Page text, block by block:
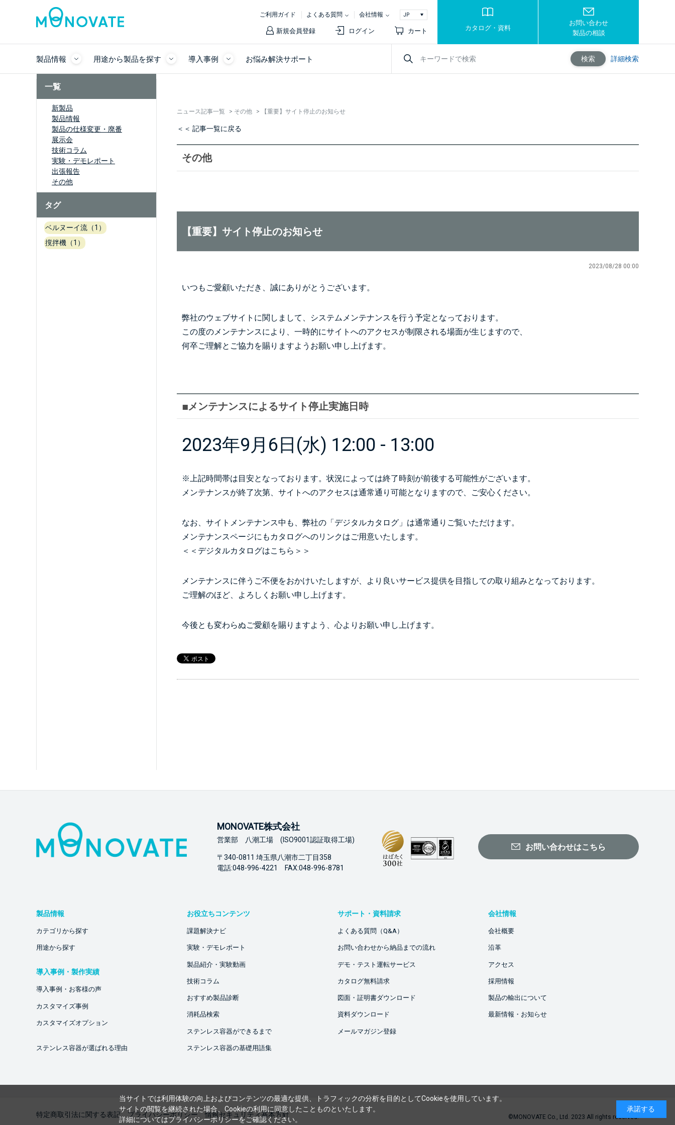
ご利用ガイド よくある質問 会社情報
新規会員登録 ログイン カート カタログ・資料
お問い合わせ
製品の相談
製品情報 用途から製品を探す 導入事例 お悩み解決サポート 検索 詳細検索
一覧
新製品
製品情報
製品の仕様変更・廃番
展示会
技術コラム
実験・デモレポート
出張報告
その他
タグ
ベルヌーイ流（1）
撹拌機（1）
ニュース記事一覧 > その他 > 【重要】サイト停止のお知らせ
＜＜ 記事一覧に戻る
その他
【重要】サイト停止のお知らせ
2023/08/28 00:00
いつもご愛顧いただき、誠にありがとうございます。
弊社のウェブサイトに関しまして、システムメンテナンスを行う予定となっております。
この度のメンテナンスにより、一時的にサイトへのアクセスが制限される場面が生じますので、
何卒ご理解とご協力を賜りますようお願い申し上げます。
■メンテナンスによるサイト停止実施日時
2023年9月6日(水) 12:00 - 13:00
※上記時間帯は目安となっております。状況によっては終了時刻が前後する可能性がございます。
メンテナンスが終了次第、サイトへのアクセスは通常通り可能となりますので、ご安心ください。
なお、サイトメンテナンス中も、弊社の「デジタルカタログ」は通常通りご覧いただけます。
メンテナンスページにもカタログへのリンクはご用意いたします。
＜＜ デジタルカタログはこちら ＞＞
メンテナンスに伴うご不便をおかけいたしますが、より良いサービス提供を目指しての取り組みとなっております。
ご理解のほど、よろしくお願い申し上げます。
今後とも変わらぬご愛顧を賜りますよう、心よりお願い申し上げます。
MONOVATE株式会社
営業部 八潮工場 (ISO9001認証取得工場)
〒340-0811 埼玉県八潮市二丁目358
電話:048-996-4221 FAX:048-996-8781
お問い合わせはこちら
製品情報
カテゴリから探す
用途から探す
導入事例・製作実績
導入事例・お客様の声
カスタマイズ事例
カスタマイズオプション
ステンレス容器が選ばれる理由
お役立ちコンテンツ
課題解決ナビ
実験・デモレポート
製品紹介・実験動画
技術コラム
おすすめ製品診断
消耗品検索
ステンレス容器ができるまで
ステンレス容器の基礎用語集
サポート・資料請求
よくある質問（Q&A）
お問い合わせから納品までの流れ
デモ・テスト運転サービス
カタログ無料請求
図面・証明書ダウンロード
資料ダウンロード
メールマガジン登録
会社情報
会社概要
沿革
アクセス
採用情報
製品の輸出について
最新情報・お知らせ
特定商取引法に関する表記 プライバシーポリシー 情報セキュリティ基本方針 ©MONOVATE Co., Ltd. 2023 All rights reserved.
当サイトでは利用体験の向上およびコンテンツの最適な提供、トラフィックの分析を目的としてCookieを使用しています。
サイトの閲覧を継続された場合、Cookieの利用に同意したことものといたします。
詳細についてはプライバシーポリシーをご確認ください。
承諾する